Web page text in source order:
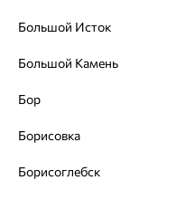
Кольцо обручальное,
Accent Diamond
108 430
Большой Исток
Большой Камень
Бор
Борисовка
Борисоглебск